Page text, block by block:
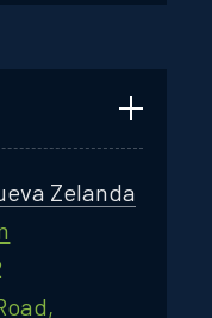
Zelanda